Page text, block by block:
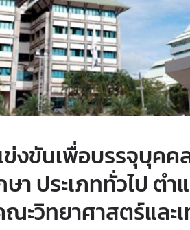
งขันเพื่อบรรจุบุคค
า ประเภททั่วไป ต
ะวิทยาศาสตร์และเ